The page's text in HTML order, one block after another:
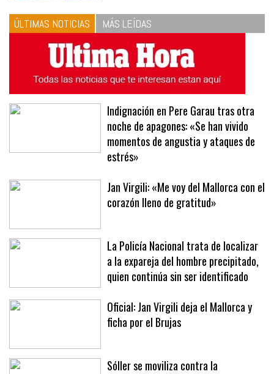
ÚLTIMAS NOTICIAS MÁS LEÍDAS
Indignación en Pere Garau tras otra
noche de apagones: «Se han vivido
momentos de angustia y ataques de
estrés»
Jan Virgili: «Me voy del Mallorca con el
corazón lleno de gratitud»
La Policía Nacional trata de localizar
a la expareja del hombre precipitado,
quien continúa sin ser identificado
Oficial: Jan Virgili deja el Mallorca y
ficha por el Brujas
Sóller se moviliza contra la